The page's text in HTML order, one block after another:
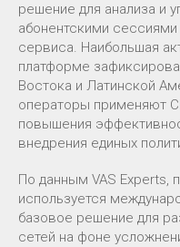
решение для анализа и
абонентскими
сервиса. Наибольшая
платформе
Востока и Латинской
операторы применяют
повышения
внедрения единых
По данным VAS Experts,
используется
базовое решение для
сетей на фоне